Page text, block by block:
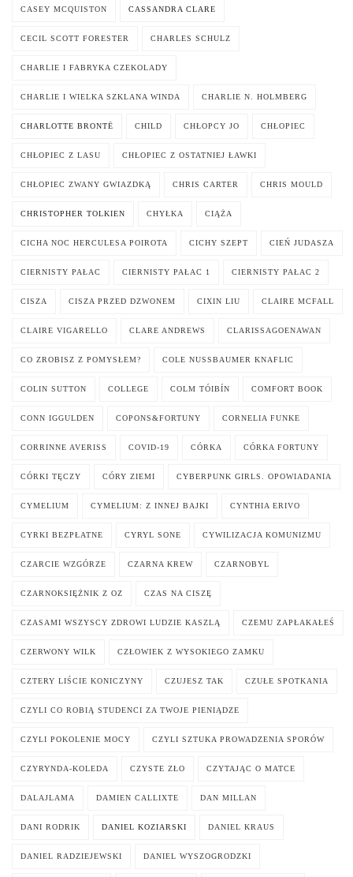
CASEY MCQUISTON CASSANDRA CLARE
CECIL SCOTT FORESTER CHARLES SCHULZ
CHARLIE I FABRYKA CZEKOLADY
CHARLIE I WIELKA SZKLANA WINDA CHARLIE N. HOLMBERG
CHARLOTTE BRONTË CHILD CHŁOPCY JO CHŁOPIEC
CHŁOPIEC Z LASU CHŁOPIEC Z OSTATNIEJ ŁAWKI
CHŁOPIEC ZWANY GWIAZDKĄ CHRIS CARTER CHRIS MOULD
CHRISTOPHER TOLKIEN CHYŁKA CIĄŻA
CICHA NOC HERCULESA POIROTA CICHY SZEPT CIEŃ JUDASZA
CIERNISTY PAŁAC CIERNISTY PAŁAC 1 CIERNISTY PAŁAC 2
CISZA CISZA PRZED DZWONEM CIXIN LIU CLAIRE MCFALL
CLAIRE VIGARELLO CLARE ANDREWS CLARISSAGOENAWAN
CO ZROBISZ Z POMYSŁEM? COLE NUSSBAUMER KNAFLIC
COLIN SUTTON COLLEGE COLM TÓIBÍN COMFORT BOOK
CONN IGGULDEN COPONS&FORTUNY CORNELIA FUNKE
CORRINNE AVERISS COVID-19 CÓRKA CÓRKA FORTUNY
CÓRKI TĘCZY CÓRY ZIEMI CYBERPUNK GIRLS. OPOWIADANIA
CYMELIUM CYMELIUM: Z INNEJ BAJKI CYNTHIA ERIVO
CYRKI BEZPŁATNE CYRYL SONE CYWILIZACJA KOMUNIZMU
CZARCIE WZGÓRZE CZARNA KREW CZARNOBYL
CZARNOKSIĘŻNIK Z OZ CZAS NA CISZĘ
CZASAMI WSZYSCY ZDROWI LUDZIE KASZLĄ CZEMU ZAPŁAKAŁEŚ
CZERWONY WILK CZŁOWIEK Z WYSOKIEGO ZAMKU
CZTERY LIŚCIE KONICZYNY CZUJESZ TAK CZUŁE SPOTKANIA
CZYLI CO ROBIĄ STUDENCI ZA TWOJE PIENIĄDZE
CZYLI POKOLENIE MOCY CZYLI SZTUKA PROWADZENIA SPORÓW
CZYRYNDA-KOLEDA CZYSTE ZŁO CZYTAJĄC O MATCE
DALAJLAMA DAMIEN CALLIXTE DAN MILLAN
DANI RODRIK DANIEL KOZIARSKI DANIEL KRAUS
DANIEL RADZIEJEWSKI DANIEL WYSZOGRODZKI